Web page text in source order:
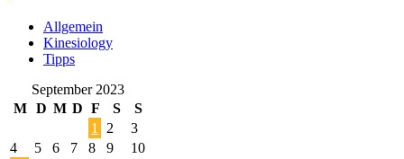
Allgemein
Kinesiology
Tipps
September 2023
M D M D F S S
1 2
3
4
5 6 7 8 9
10